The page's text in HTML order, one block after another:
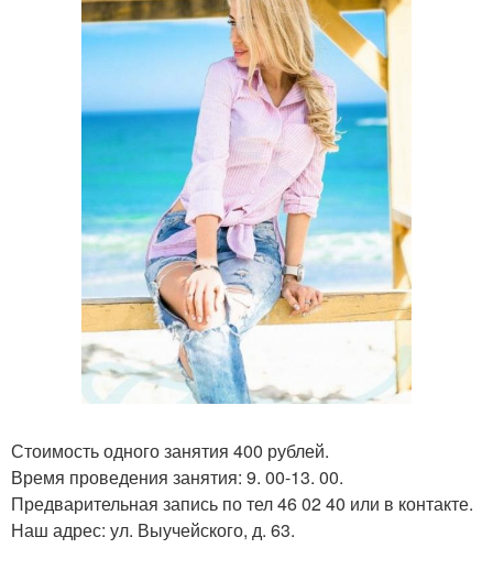
Стоимость одного занятия 400 рублей.
Время проведения занятия: 9. 00-13. 00.
Предварительная запись по тел 46 02 40 или в контакте.
Наш адрес: ул. Выучейского, д. 63.